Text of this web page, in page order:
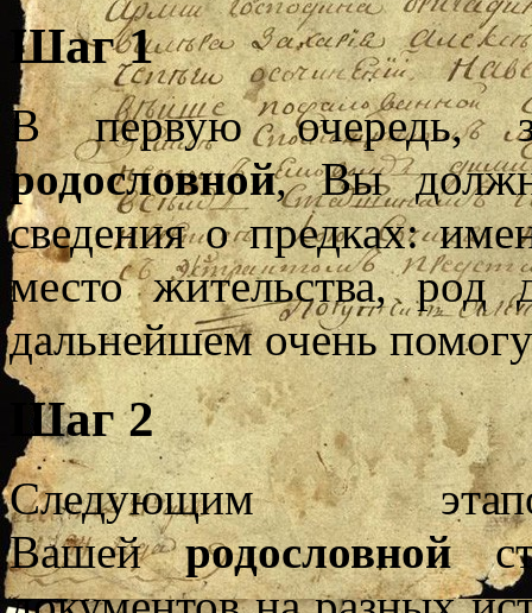
Шаг 1
В первую очередь,
родословной, Вы
сведения о предках:
место жительства, род
дальнейшем очень
Шаг 2
Следующим
Вашейродословной